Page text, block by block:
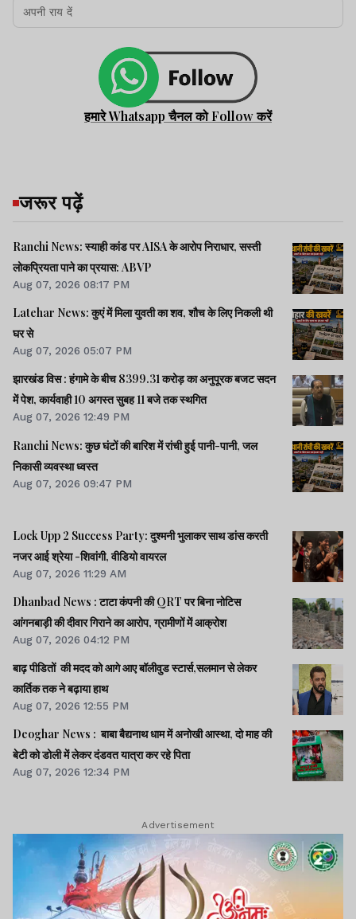
हमारे Whatsapp चैनल को Follow करें
जरूर पढ़ें
Ranchi News: स्याही कांड पर AISA के आरोप निराधार, सस्ती
लोकप्रियता पाने का प्रयास: ABVP
Aug 07, 2026 08:17 PM
Latehar News: कुएं में मिला युवती का शव, शौच के लिए निकली थी
घर से
Aug 07, 2026 05:07 PM
झारखंड विस : हंगामे के बीच 8399.31 करोड़ का अनुपूरक बजट सदन
में पेश, कार्यवाही 10 अगस्त सुबह 11 बजे तक स्थगित
Aug 07, 2026 12:49 PM
Ranchi News: कुछ घंटों की बारिश में रांची हुई पानी-पानी, जल
निकासी व्यवस्था ध्वस्त
Aug 07, 2026 09:47 PM
Lock Upp 2 Success Party: दुश्मनी भुलाकर साथ डांस करती
नजर आई श्रेया -शिवांगी, वीडियो वायरल
Aug 07, 2026 11:29 AM
Dhanbad News : टाटा कंपनी की QRT पर बिना नोटिस
आंगनबाड़ी की दीवार गिराने का आरोप, ग्रामीणों में आक्रोश
Aug 07, 2026 04:12 PM
बाढ़ पीडितों की मदद को आगे आए बॉलीवुड स्टार्स,सलमान से लेकर
कार्तिक तक ने बढ़ाया हाथ
Aug 07, 2026 12:55 PM
Deoghar News : बाबा बैद्यनाथ धाम में अनोखी आस्था, दो माह की
बेटी को डोली में लेकर दंडवत यात्रा कर रहे पिता
Aug 07, 2026 12:34 PM
Advertisement